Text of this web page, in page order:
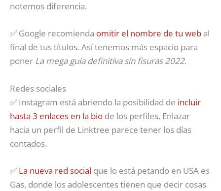
notemos diferencia.
✅ Google recomienda omitir el nombre de tu web al
final de tus títulos. Así tenemos más espacio para
poner La mega guía definitiva sin fisuras 2022.
Redes sociales
✅ Instagram está abriendo la posibilidad de incluir
hasta 3 enlaces en la bio de los perfiles. Enlazar
hacia un perfil de Linktree parece tener los días
contados.
✅ La nueva red social que lo está petando en USA es
Gas, donde los adolescentes tienen que decir cosas